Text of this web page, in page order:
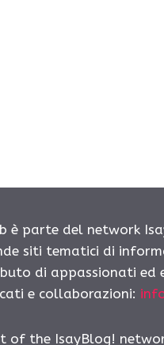
è parte del network
siti tematici di
di appassionati ed
e collaborazioni:
of the IsayBlog!